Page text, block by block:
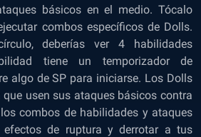
básicos en el medio. Tócalo
combos específicos de Dolls.
deberías ver 4 habilidades
tiene un temporizador de
algo de SP para iniciarse. Los Dolls
usen sus ataques básicos contra
combos de habilidades y ataques
efectos de ruptura y derrotar a tus